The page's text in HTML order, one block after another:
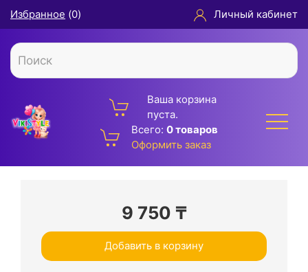
Избранное (0) Личный кабинет
Ваша корзина
пуста.
Всего: 0 товаров
Оформить заказ
9 750 ₸
Добавить в корзину